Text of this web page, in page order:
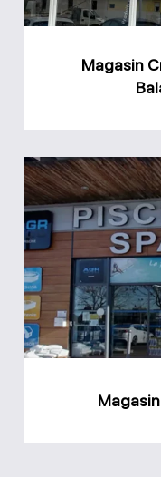
Magasin